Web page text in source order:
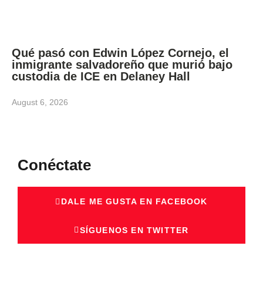
Qué pasó con Edwin López Cornejo, el
inmigrante salvadoreño que murió bajo
custodia de ICE en Delaney Hall
August 6, 2026
Conéctate
DALE ME GUSTA EN FACEBOOK
SÍGUENOS EN TWITTER